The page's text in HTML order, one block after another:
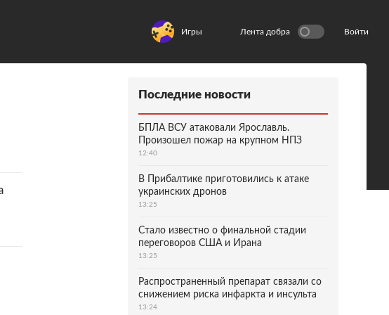
Игры Лента добра Войти
Последние новости
БПЛА ВСУ атаковали Ярославль.
Произошел пожар на крупном НПЗ
12:40
В Прибалтике приготовились к атаке
украинских дронов
13:25
Стало известно о финальной стадии
переговоров США и Ирана
13:25
Распространенный препарат связали со
снижением риска инфаркта и инсульта
13:24